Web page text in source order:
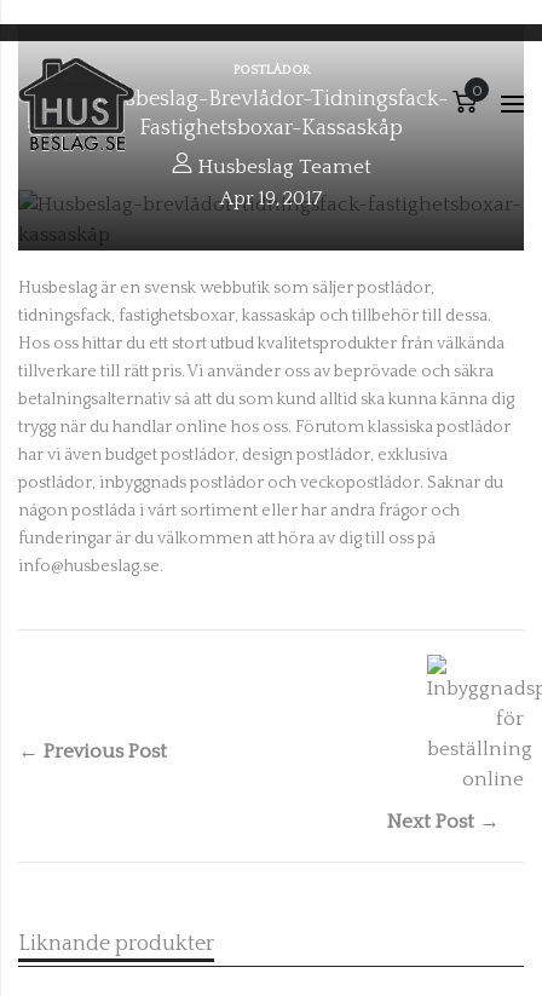
POSTLÅDOR
Husbeslag-Brevlådor-Tidningsfack-
Fastighetsboxar-Kassaskåp
Husbeslag Teamet
Apr19,2017
Husbeslag är en svensk webbutik som säljer postlådor,
tidningsfack, fastighetsboxar, kassaskåp och tillbehör till dessa.
Hos oss hittar du ett stort utbud kvalitetsprodukter från välkända
tillverkare till rätt pris. Vi använder oss av beprövade och säkra
betalningsalternativ så att du som kund alltid ska kunna känna dig
trygg när du handlar online hos oss. Förutom klassiska postlådor
har vi även budget postlådor, design postlådor, exklusiva
postlådor, inbyggnads postlådor och veckopostlådor. Saknar du
någon postlåda i vårt sortiment eller har andra frågor och
funderingar är du välkommen att höra av dig till oss på
info@husbeslag.se.
← Previous Post
Next Post →
Liknande produkter